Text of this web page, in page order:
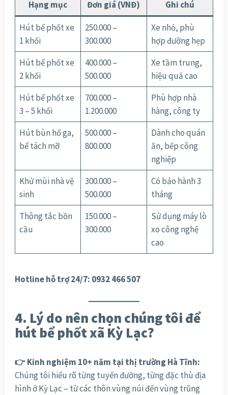
Hạng mục Đơn giá (VNĐ) Ghi chú
Hút bể phốt xe
1 khối
250.000 –
300.000
Xe nhỏ, phù
hợp đường hẹp
Hút bể phốt xe
2 khối
400.000 –
500.000
Xe tầm trung,
hiệu quả cao
Hút bể phốt xe
3 – 5 khối
700.000 –
1.200.000
Phù hợp nhà
hàng, công ty
Hút bùn hố ga,
bể tách mỡ
500.000 –
800.000
Dành cho quán
ăn, bếp công
nghiệp
Khử mùi nhà vệ
sinh
300.000 –
500.000
Có bảo hành 3
tháng
Thông tắc bồn
cầu
150.000 –
300.000
Sử dụng máy lò
xo công nghệ
cao
Hotline hỗ trợ 24/7: 0932 466 507
4. Lý do nên chọn chúng tôi để
hút bể phốt xã Kỳ Lạc?
👉 Kinh nghiệm 10+ năm tại thị trường Hà Tĩnh:
Chúng tôi hiểu rõ từng tuyến đường, từng đặc thù địa
hình ở Kỳ Lạc – từ các thôn vùng núi đến vùng trũng